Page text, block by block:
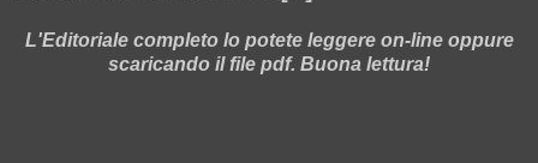
L'Editoriale completo lo potete leggere on-line oppure
scaricando il file pdf. Buona lettura!